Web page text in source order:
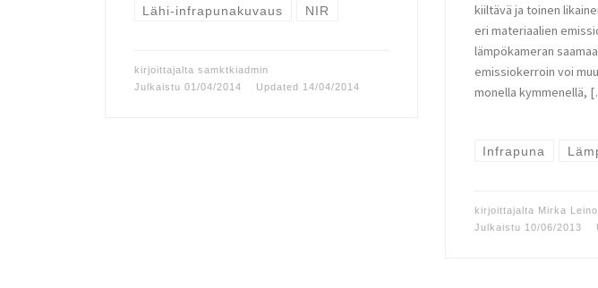
Lähi-infrapunakuvaus NIR
kirjoittajalta samktkiadmin
Julkaistu 01/04/2014 Updated 14/04/2014
kiiltävä ja toinen
eri materiaalien
lämpökameran
emissiokerroin voi
monella kymmenellä,
Infrapuna
kirjoittajalta Mirka Leino
Julkaistu 10/06/2013